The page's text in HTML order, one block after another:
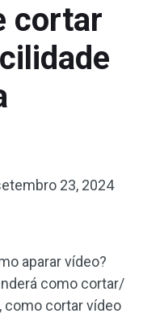
cortar
23, 2024
aparar vídeo?
como cortar/
como cortar vídeo